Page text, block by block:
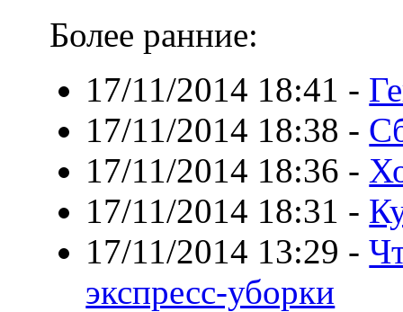
Более ранние:
17/11/2014 18:41 -
17/11/2014 18:38 -
17/11/2014 18:36 -
17/11/2014 18:31 -
17/11/2014 13:29 -
экспресс-уборки